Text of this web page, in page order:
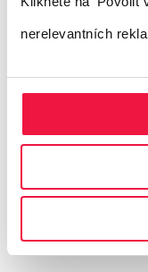
nerelevantních
stránce a v
doporučení
Tvůrce
Mitchem) také